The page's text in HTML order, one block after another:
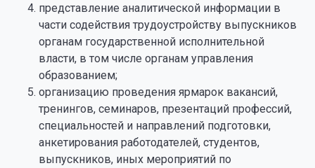
представление аналитической информации в
части содействия трудоустройству выпускников
органам государственной исполнительной
власти, в том числе органам управления
образованием;
организацию проведения ярмарок вакансий,
тренингов, семинаров, презентаций профессий,
специальностей и направлений подготовки,
анкетирования работодателей, студентов,
выпускников, иных мероприятий по